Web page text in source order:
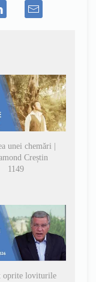
unei chemări |
Creștin
1149
oprite loviturile